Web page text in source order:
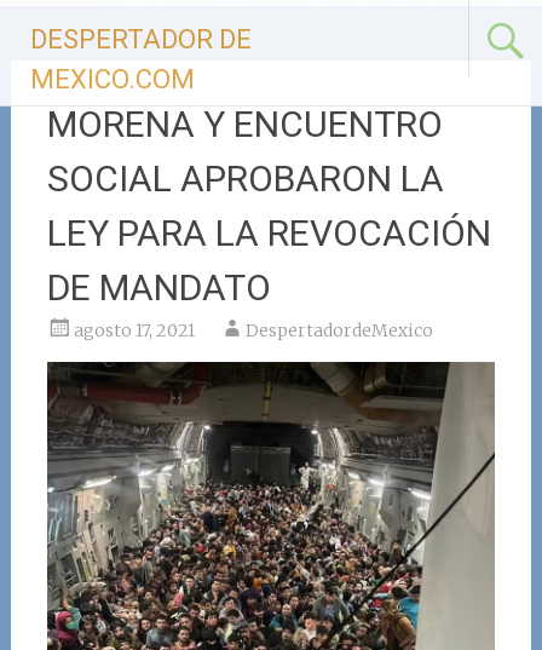
contenido
DESPERTADOR DE
MEXICO.COM
MORENA Y ENCUENTRO
SOCIAL APROBARON LA
LEY PARA LA REVOCACIÓN
DE MANDATO
agosto 17, 2021 DespertadordeMexico